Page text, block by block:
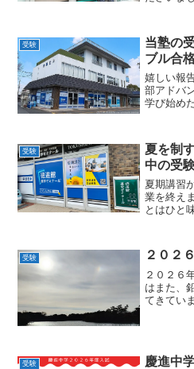
もたち自
いう崇高
受験
当塾の
ブル合
嬉しい報
部アドバ
学び始め
ス」や「
をしっか
受験
夏を制
中の受験
夏期講習
業を終え
とはひと
夏は特別
授業が止
受験 ２０２
２０２６
はまた、
てきてい
受験 慶進中